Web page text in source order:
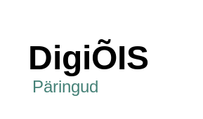
DigiÕIS
Päringud